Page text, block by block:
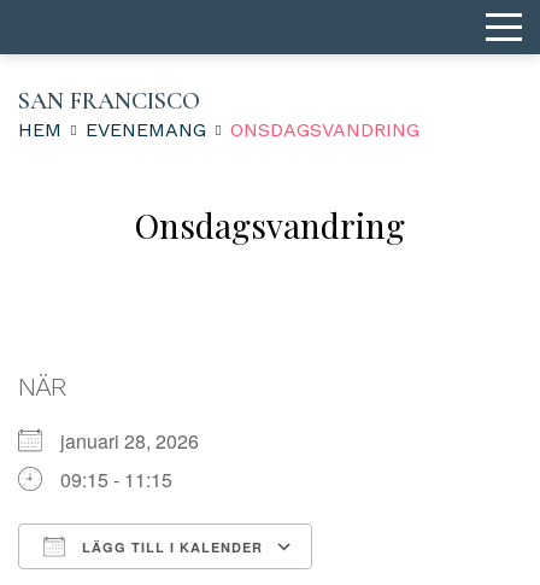
SAN FRANCISCO
HEM EVENEMANG ONSDAGS­VANDRING
Onsdags­vandring
NÄR
januari 28, 2026
09:15 - 11:15
LÄGG TILL I KALENDER